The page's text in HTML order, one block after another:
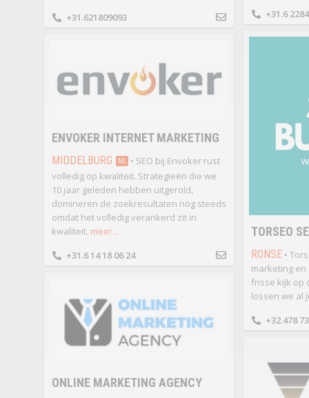
+31.621809093
+31.6
TORSEO
RONSE•
marketing en
frisse kijk op
lossen we al
+32.478
ENVOKER INTERNET MARKETING
MIDDELBURG NL • SEO bij Envoker rust
volledig op kwaliteit. Strategieën die we
10 jaar geleden hebben uitgerold,
domineren de zoekresultaten nog steeds
omdat het volledig verankerd zit in
kwaliteit. meer...
+31.6 14 18 06 24
ONLINE MARKETING AGENCY